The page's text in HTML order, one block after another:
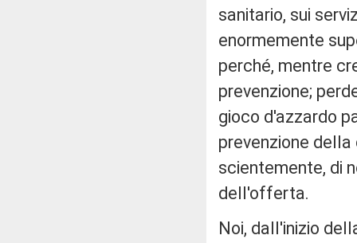
sanitario, sui
enormemente
perché, mentre
prevenzione;
gioco d'azzardo
prevenzione
scientemente, di
dell'offerta.
Noi, dall'inizio